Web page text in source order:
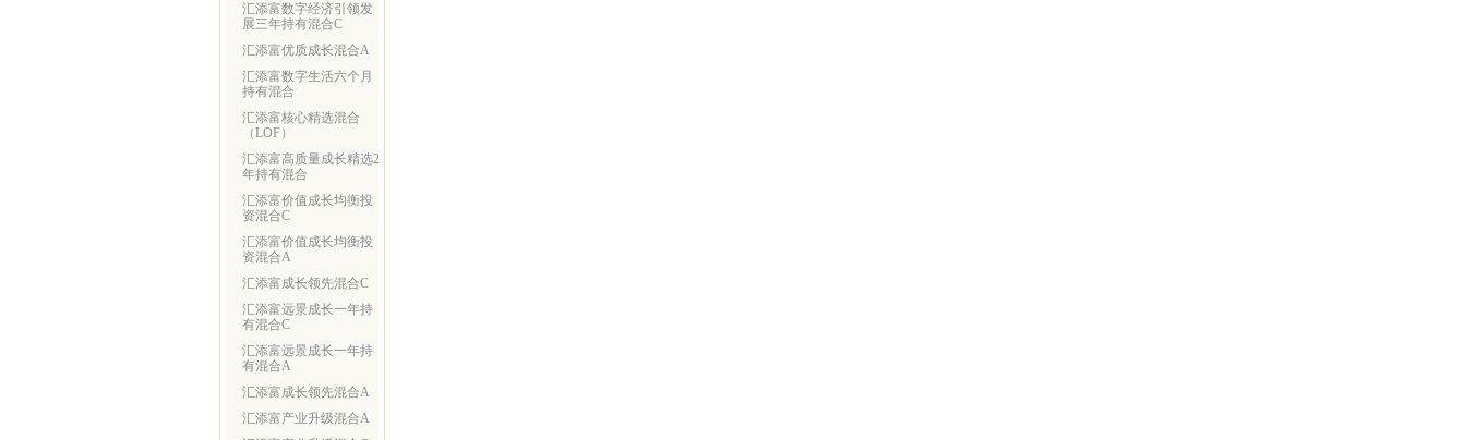
汇添富数字经济引领发
展三年持有混合C
汇添富优质成长混合A
汇添富数字生活六个月
持有混合
汇添富核心精选混合
（LOF）
汇添富高质量成长精选2
年持有混合
汇添富价值成长均衡投
资混合C
汇添富价值成长均衡投
资混合A
汇添富成长领先混合C
汇添富远景成长一年持
有混合C
汇添富远景成长一年持
有混合A
汇添富成长领先混合A
汇添富产业升级混合A